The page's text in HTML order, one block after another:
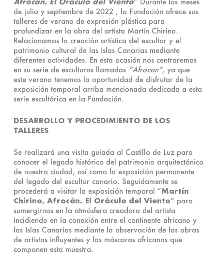
de julio y septiembre de 2022 , la Fundación ofrece sus
talleres de verano de expresión plástica para
profundizar en la obra del artista Martín Chirino.
Relacionamos la creación artística del escultor y el
patrimonio cultural de las Islas Canarias mediante
diferentes actividades. En esta ocasión nos centraremos
en su serie de esculturas llamadas “Afrocan”, ya que
este verano tenemos la oportunidad de disfrutar de la
exposición temporal arriba mencionada dedicada a esta
serie escultórica en la Fundación.
DESARROLLO Y PROCEDIMIENTO DE LOS
TALLERES
Se realizará una visita guiada al Castillo de Luz para
conocer el legado histórico del patrimonio arquitectónico
de nuestra ciudad, así como la exposición permanente
del legado del escultor canario. Seguidamente se
procederá a visitar la exposición temporal “Martín
Chirino, Afrocán. El Oráculo del Viento” para
sumergirnos en la atmósfera creadora del artista
incidiendo en la conexión entre el continente africano y
las Islas Canarias mediante la observación de las obras
de artistas influyentes y las máscaras africanas que
componen esta muestra.